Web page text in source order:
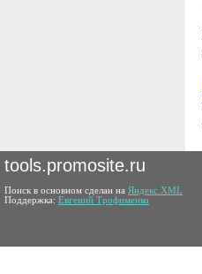
tools.promosite.ru
Поиск в основном сделан на Яндекс.XML
Поддержка: Евгений Трофименко